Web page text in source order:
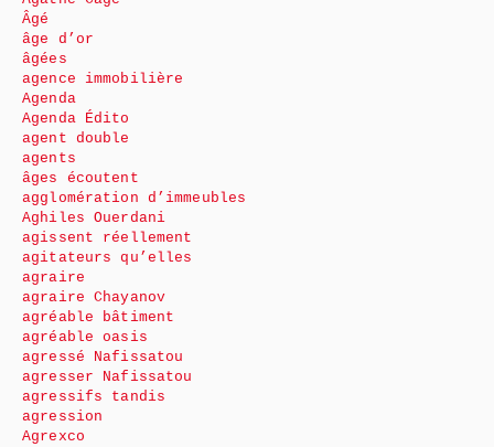
Âgé
âge d’or
âgées
agence immobilière
Agenda
Agenda Édito
agent double
agents
âges écoutent
agglomération d’immeubles
Aghiles Ouerdani
agissent réellement
agitateurs qu’elles
agraire
agraire Chayanov
agréable bâtiment
agréable oasis
agressé Nafissatou
agresser Nafissatou
agressifs tandis
agression
Agrexco